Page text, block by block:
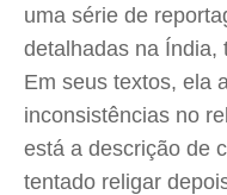
uma série de
detalhadas na Índia,
Em seus textos, ela
inconsistências no
está a descrição de
tentado religar